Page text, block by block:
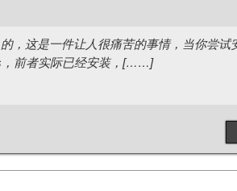
，这是一件让人很痛苦的事情，当你尝试
，前者实际已经安装，[……]